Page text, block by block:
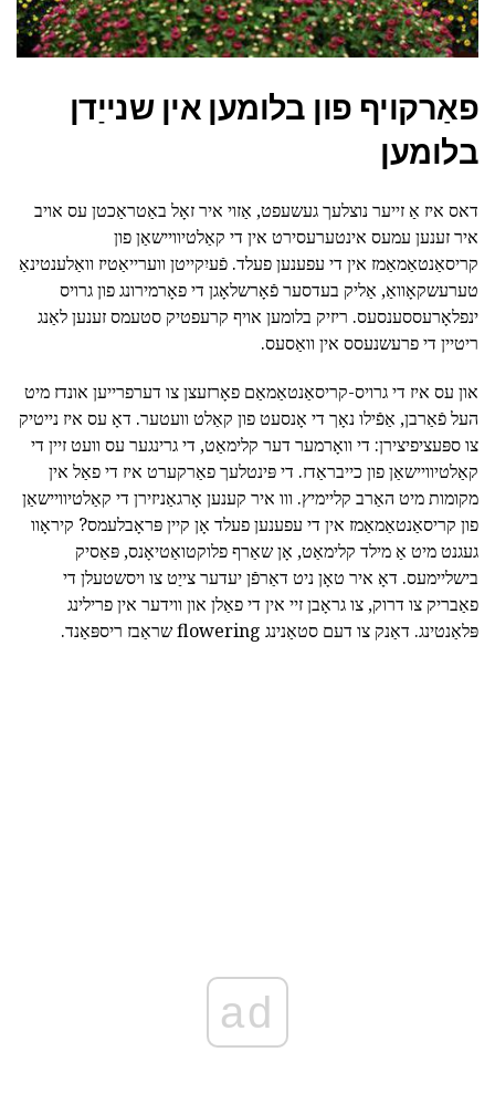
פאַרקויף פון בלומען אין שנייַדן
בלומען
דאס איז אַ זייער נוצלעך געשעפט, אַזוי איר זאָל באַטראַכטן עס אויב
איר זענען עמעס אינטערעסירט אין די קאַלטיוויישאַן פון
קריסאַנטאַמאַמז אין די עפענען פעלד. פֿעיִקייטן ווערייאַטיז וואַלענטינאַ
טערעשקאָוואַ, אַליק בעדסער פֿאָרשלאָגן די פאָרמירונג פון גרויס
ינפלאָרעססענסעס. ריזיק בלומען אויף קרעפטיק סטעמס זענען לאַנג
ריטיין די פרעשנעסס אין וואַסעס.
און עס איז די גרויס-קריסאַנטאַמאַם פאָרזעצן צו דערפרייען אונדז מיט
העל פֿאַרבן, אַפֿילו נאָך די אָנסעט פון קאַלט וועטער. דאָ עס איז נייטיק
צו ספּעציפיצירן: די וואָרמער דער קלימאַט, די גרינגער עס וועט זיין די
קאַלטיוויישאַן פון כייבראַדז. די פּינטלעך פאַרקערט איז די פאַל אין
מקומות מיט האַרב קליימיץ. ווו איר קענען אָרגאַניזירן די קאַלטיוויישאַן
פון קריסאַנטאַמאַמז אין די עפענען פעלד אָן קיין פּראָבלעמס? קיראָוו
געגנט מיט אַ מילד קלימאַט, אָן שאַרף פלוקטואַטיאָנס, פּאַסיק
בישליימעס. דאָ איר טאָן ניט דאַרפֿן יעדער צייַט צו ויסשטעלן די
פאַבריק צו דרוק, צו גראָבן זיי אין די פאַלן און ווידער אין פרילינג
פּלאַנטינג. דאַנק צו דעם סטאַנינג flowering שראַבז ריספּאַנד.
ad